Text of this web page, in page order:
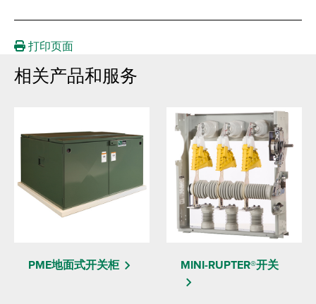
打印页面
相关产品和服务
PME地面式开关柜 MINI-RUPTER®开关